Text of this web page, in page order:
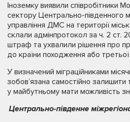
Іноземку виявили співробітники
сектору Центрально-південного
управління ДМС на території
склали адмінпротокол за ч. 2 ст.
штраф та ухвалили рішення про
до країни походження або третьої
У визначений міграційниками
зобов’язана самостійно
у майбутньому мати можливість
Центрально-південне